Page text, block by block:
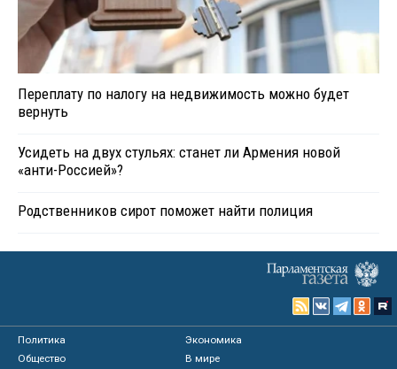
Переплату по налогу на недвижимость можно будет
вернуть
Усидеть на двух стульях: станет ли Армения новой
«анти-Россией»?
Родственников сирот поможет найти полиция
Политика
Экономика
Общество
В мире